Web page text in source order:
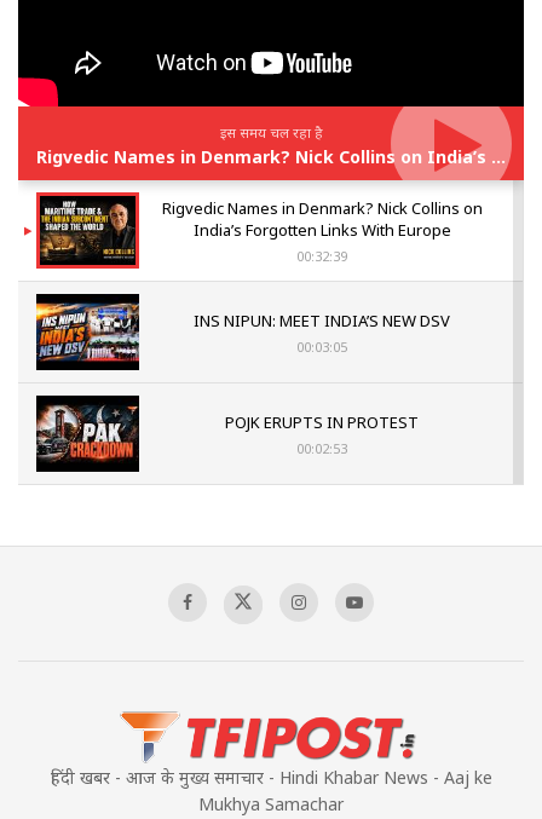
इस समय चल रहा है
Rigvedic Names in Denmark? Nick Collins on India’s Forgotten Links With Europe
Rigvedic Names in Denmark? Nick Collins on
India’s Forgotten Links With Europe
00:32:39
INS NIPUN: MEET INDIA’S NEW DSV
00:03:05
POJK ERUPTS IN PROTEST
00:02:53
Sagar
हिंदी खबर - आज के मुख्य समाचार - Hindi Khabar News - Aaj ke
Mukhya Samachar